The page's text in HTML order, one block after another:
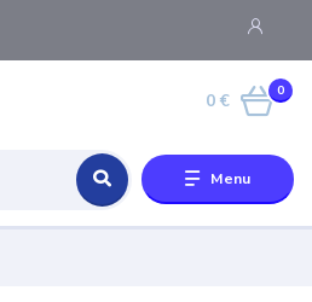
Menu
0
0 €